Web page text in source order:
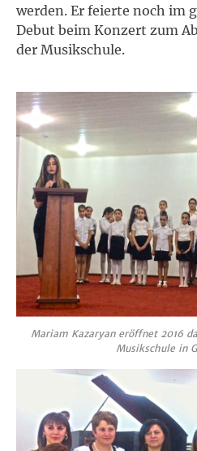
werden. Er feierte noch im
Debut beim Konzert zum
der Musikschule.
Mariam Kazaryan eröffnet 2016
Musikschule in